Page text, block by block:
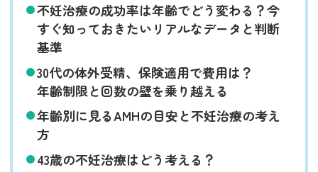
不妊治療の成功率は年齢でどう変わる？今
すぐ知っておきたいリアルなデータと判断
基準
30代の体外受精、保険適用で費用は？
年齢制限と回数の壁を乗り越える
年齢別に見るAMHの目安と不妊治療の考え
方
43歳の不妊治療はどう考える？